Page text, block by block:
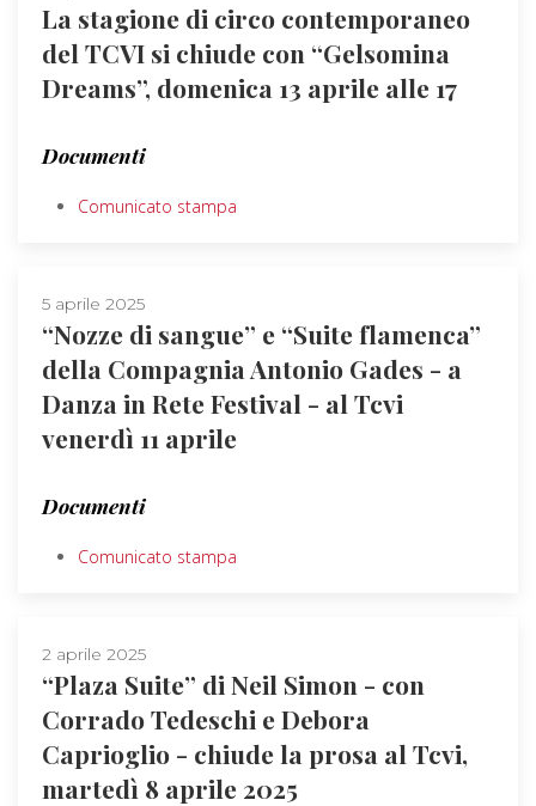
La stagione di circo contemporaneo
del TCVI si chiude con “Gelsomina
Dreams”, domenica 13 aprile alle 17
Documenti
Comunicato stampa
5 aprile 2025
“Nozze di sangue” e “Suite flamenca”
della Compagnia Antonio Gades - a
Danza in Rete Festival - al Tcvi
venerdì 11 aprile
Documenti
Comunicato stampa
2 aprile 2025
“Plaza Suite” di Neil Simon - con
Corrado Tedeschi e Debora
Caprioglio - chiude la prosa al Tcvi,
martedì 8 aprile 2025